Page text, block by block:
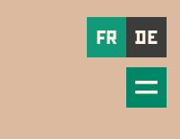
FR DE